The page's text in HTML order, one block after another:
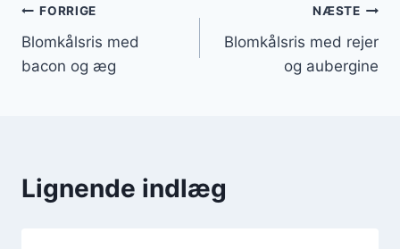
Indlægsnavigation
FORRIGE
Blomkålsris med
bacon og æg
NÆSTE
Blomkålsris med rejer
og aubergine
Lignende indlæg